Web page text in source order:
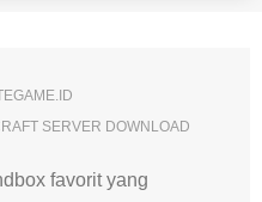
SERVER DOWNLOAD
favorit yang